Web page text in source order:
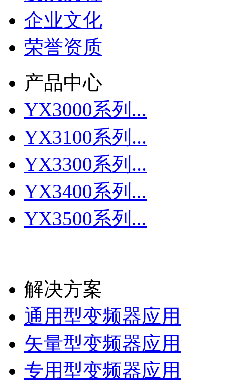
企业文化
荣誉资质
产品中心
YX3000系列...
YX3100系列...
YX3300系列...
YX3400系列...
YX3500系列...
解决方案
通用型变频器应用
矢量型变频器应用
专用型变频器应用